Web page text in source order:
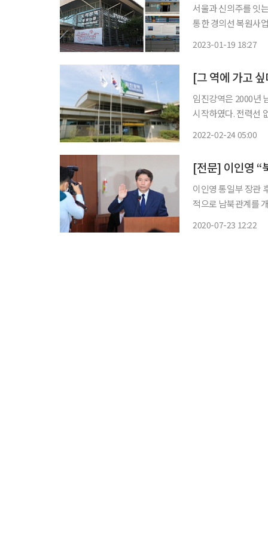
서울과 신의주를 잇
통한 경의선 복원사
2023-01-19 18:27
[그 역에 가고
임진강역은 2000년
시작하였다. 전력선
2022-02-24 05:00
[전문] 이인영 “
이인영 통일부 장관
적으로 남북관계를 개선·발
2020-07-23 12:22